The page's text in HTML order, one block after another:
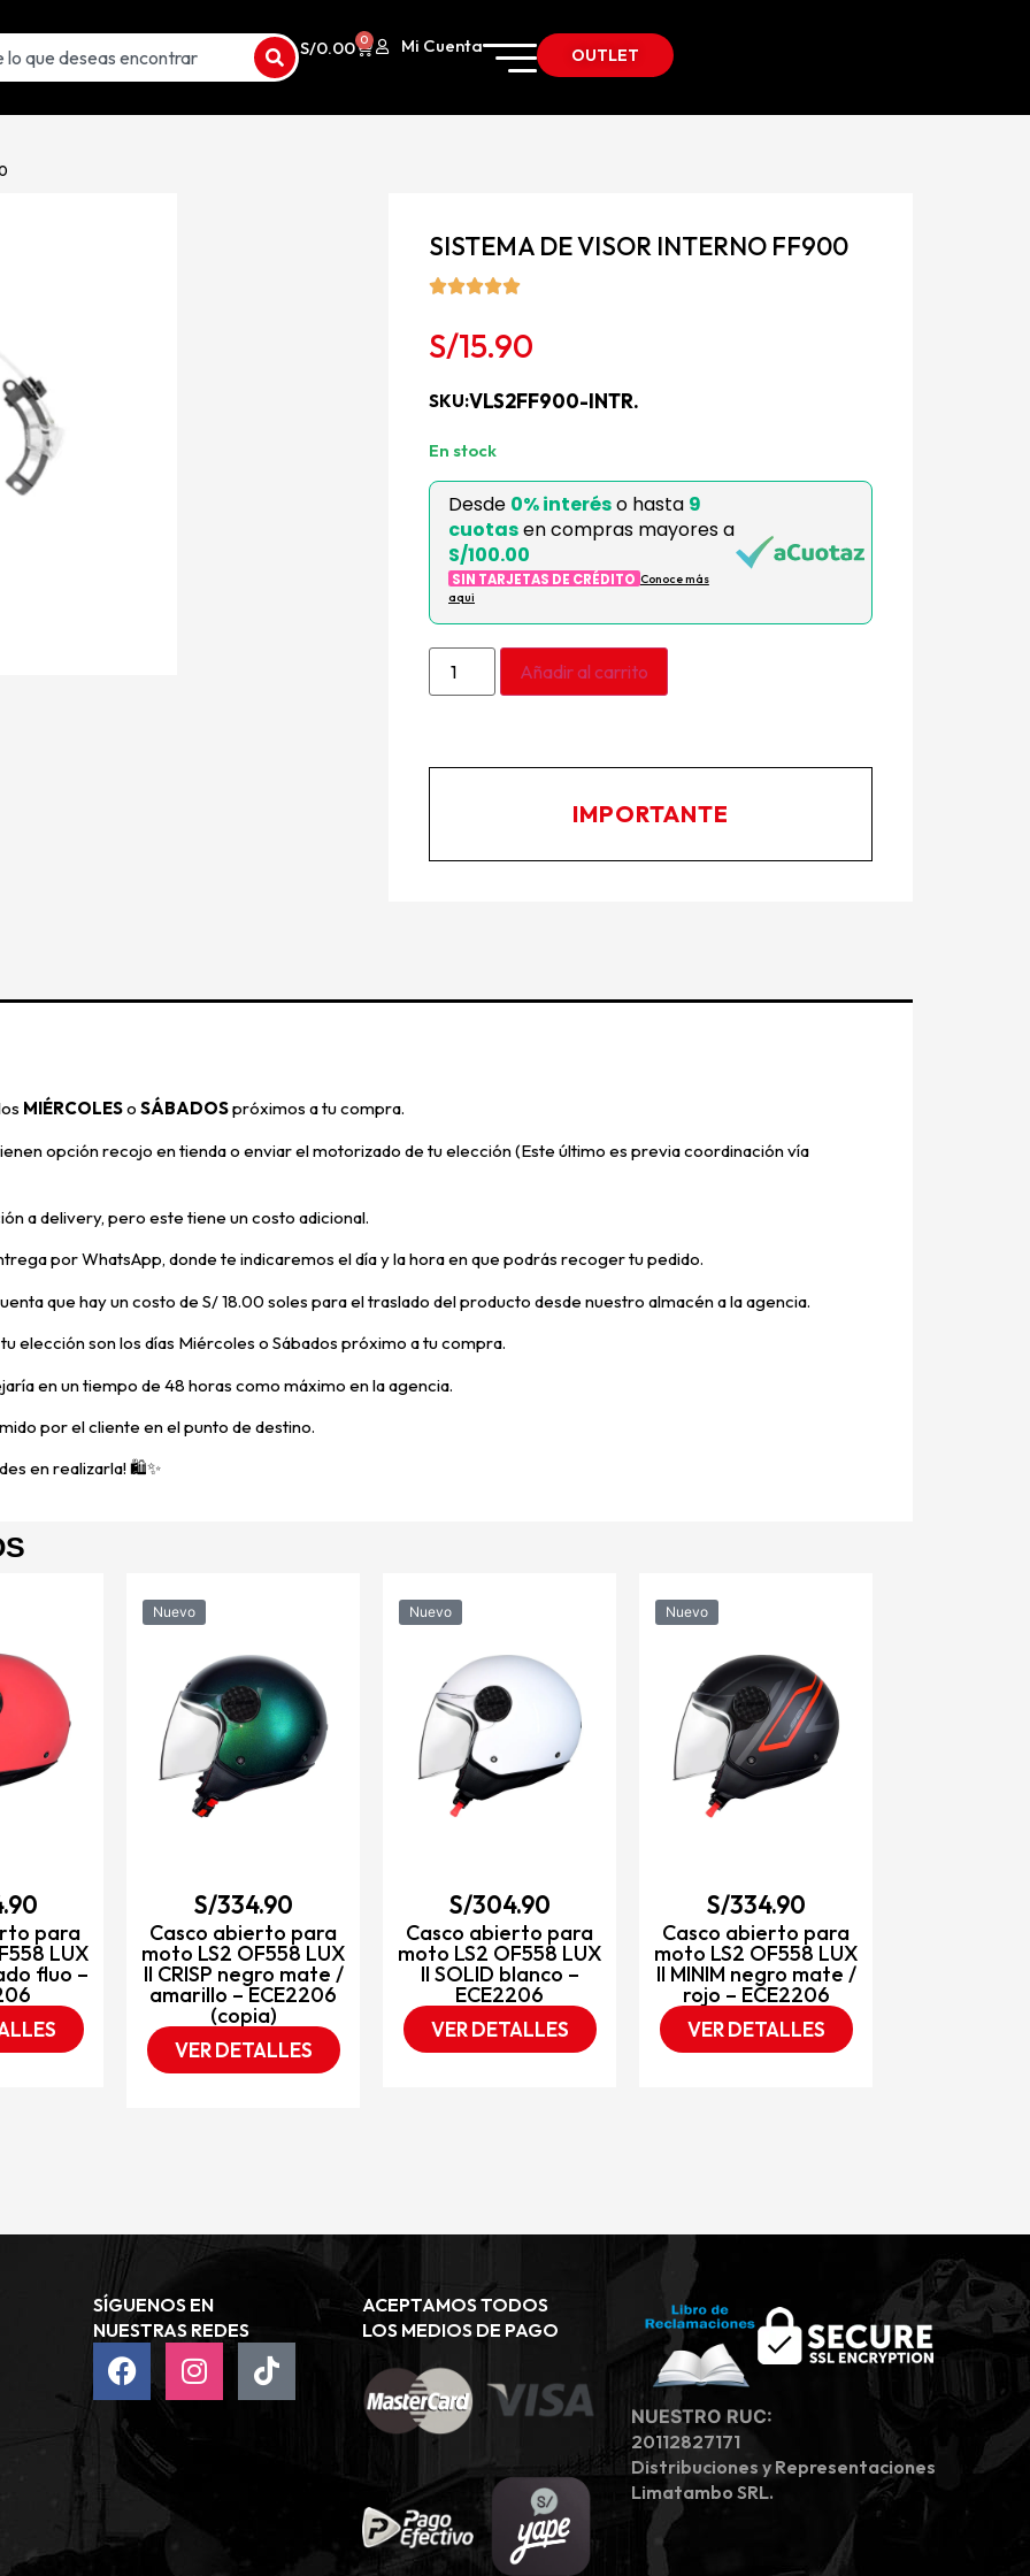
S/0.00 0 Mi Cuenta OUTLET
SISTEMA DE VISOR INTERNO FF900
S/15.90
SKU:VLS2FF900-INTR.
13 disponibles
Desde 0% interéso hasta 9
cuotasen compras mayores a
S/100.00
SIN TARJETAS DE CRÉDITO Conoce más
aqui
Añadir al carrito
IMPORTANTE
MIÉRCOLESo SÁBADOSpróximos a tu compra.
opción recojo en tienda o enviar el motorizado de tu elección (Este último es previa coordinación vía
a delivery, pero este tiene un costo adicional.
por WhatsApp, donde te indicaremos el día y la hora en que podrás recoger tu pedido.
que hay un costo de S/ 18.00 soles para el traslado del producto desde nuestro almacén a la agencia.
elección son los días Miércoles o Sábados próximo a tu compra.
en un tiempo de 48 horas como máximo en la agencia.
por el cliente en el punto de destino.
en realizarla! 🛍️✨
para
LUX
fluo –
Nuevo
S/334.90
Casco abierto para
moto LS2 OF558 LUX
II CRISP negro mate /
amarillo – ECE2206
(copia)
VER DETALLES
Nuevo
S/304.90
Casco abierto para
moto LS2 OF558 LUX
II SOLID blanco –
ECE2206
VER DETALLES
Nuevo
S/334.90
Casco abierto para
moto LS2 OF558 LUX
II MINIM negro mate /
rojo – ECE2206
VER DETALLES
SÍGUENOS EN
NUESTRAS REDES
ACEPTAMOS TODOS
LOS MEDIOS DE PAGO
NUESTRO RUC:
20112827171
Distribuciones y Representaciones
Limatambo SRL.